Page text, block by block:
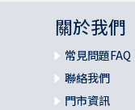
關於我們
常見問題FAQ
聯絡我們
門市資訊